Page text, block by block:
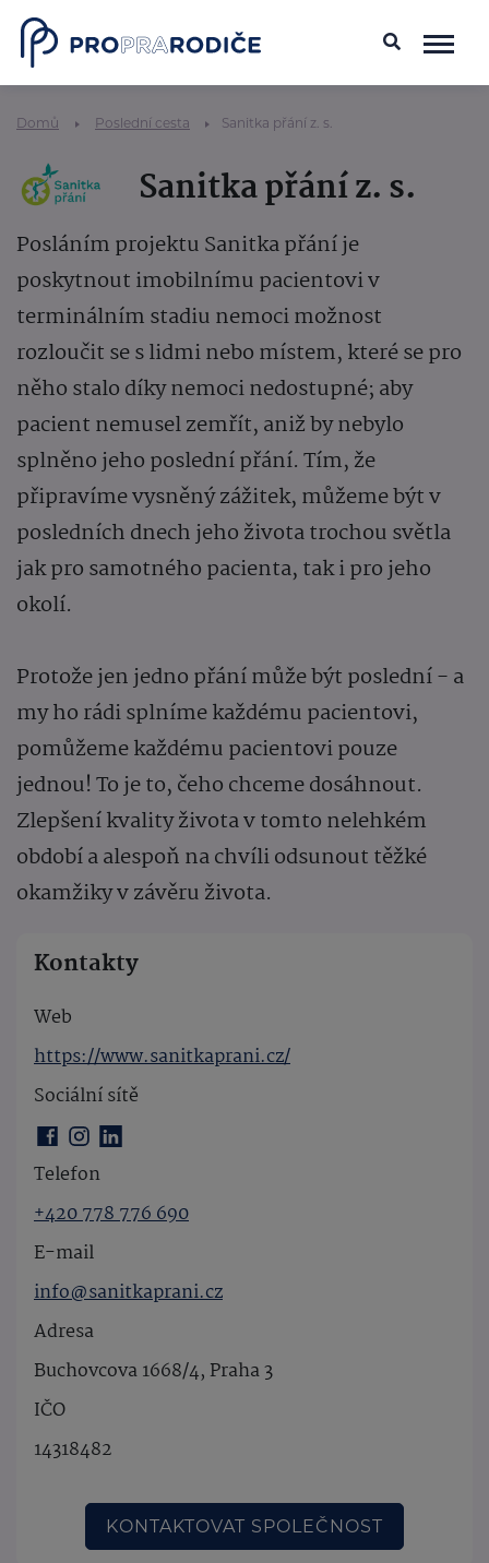
Domů Poslední cesta Sanitka přání z. s.
Sanitka přání z. s.
Posláním projektu Sanitka přání je
poskytnout imobilnímu pacientovi v
terminálním stadiu nemoci možnost
rozloučit se s lidmi nebo místem, které se pro
něho stalo díky nemoci nedostupné; aby
pacient nemusel zemřít, aniž by nebylo
splněno jeho poslední přání. Tím, že
připravíme vysněný zážitek, můžeme být v
posledních dnech jeho života trochou světla
jak pro samotného pacienta, tak i pro jeho
okolí.
Protože jen jedno přání může být poslední - a
my ho rádi splníme každému pacientovi,
pomůžeme každému pacientovi pouze
jednou! To je to, čeho chceme dosáhnout.
Zlepšení kvality života v tomto nelehkém
období a alespoň na chvíli odsunout těžké
okamžiky v závěru života.
Kontakty
Web
https://www.sanitkaprani.cz/
Sociální sítě
Telefon
+420 778 776 690
E-mail
info@sanitkaprani.cz
Adresa
Buchovcova 1668/4, Praha 3
IČO
14318482
KONTAKTOVAT SPOLEČNOST